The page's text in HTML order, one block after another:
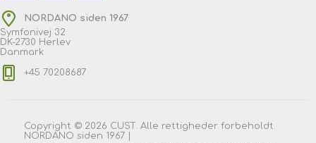
NORDANO siden 1967
Symfonivej 32
DK-2730 Herlev
Danmark
+45 70208687
Copyright © 2026 CUST. Alle rettigheder forbeholdt.
NORDANO siden 1967 |